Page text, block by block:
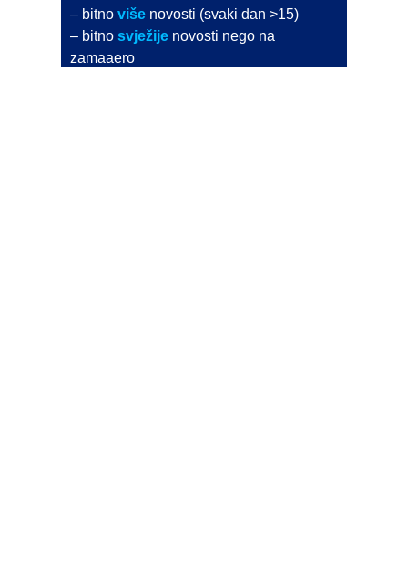
– bitnoviše novosti (svaki dan >15)
– bitnosvježije novosti nego na
zamaaero